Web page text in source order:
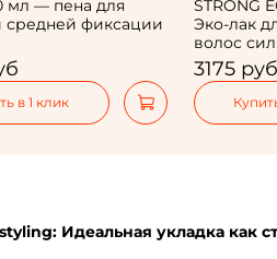
мл — пена для
средней фиксации
в 1 клик
STRONG
Эко-лак
волос
3175 руб
Идеальная укладка как